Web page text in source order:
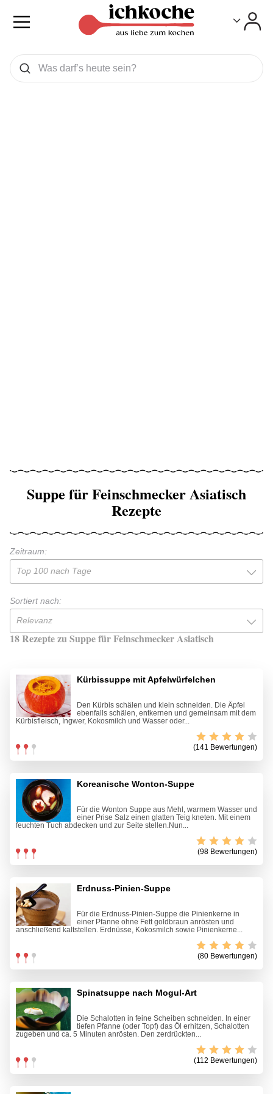
Was wollen Sie suchen
Suchen
Suppe für Feinschmecker Asiatisch
Rezepte
Zeitraum:
Top 100 nach Tage
Sortiert nach:
Relevanz
18 Rezepte zu Suppe für Feinschmecker Asiatisch
Kürbissuppe mit Apfelwürfelchen
Den Kürbis schälen und klein schneiden. Die Äpfel
ebenfalls schälen, entkernen und gemeinsam mit dem
Kürbisfleisch, Ingwer, Kokosmilch und Wasser oder...
(141 Bewertungen)
Koreanische Wonton-Suppe
Für die Wonton Suppe aus Mehl, warmem Wasser und
einer Prise Salz einen glatten Teig kneten. Mit einem
feuchten Tuch abdecken und zur Seite stellen.Nun...
(98 Bewertungen)
Erdnuss-Pinien-Suppe
Für die Erdnuss-Pinien-Suppe die Pinienkerne in
einer Pfanne ohne Fett goldbraun anrösten und
anschließend kaltstellen. Erdnüsse, Kokosmilch sowie Pinienkerne...
(80 Bewertungen)
Spinatsuppe nach Mogul-Art
Die Schalotten in feine Scheiben schneiden. In einer
tiefen Pfanne (oder Topf) das Öl erhitzen, Schalotten
zugeben und ca. 5 Minuten anrösten. Den zerdrückten...
(112 Bewertungen)